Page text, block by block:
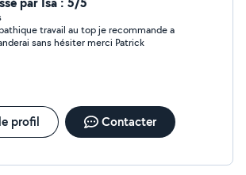
travail au top je recommande a
sans hésiter merci Patrick
profil Contacter